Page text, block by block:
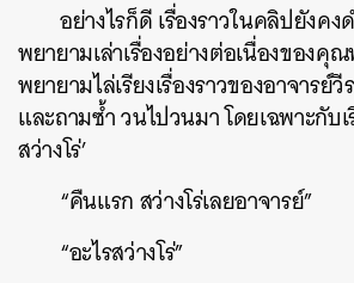
อย่างไรก็ดี เรื่องราวในคลิปยังค
พยายามเล่าเรื่องอย่างต่อเนื่องของคุ
พยายามไล่เรียงเรื่องราวของอาจารย์
และถามซ้ำ วนไปวนมา โดยเฉพาะกับเ
สว่างโร่’
“คืนแรก สว่างโร่เลยอาจารย์”
“อะไรสว่างโร่”